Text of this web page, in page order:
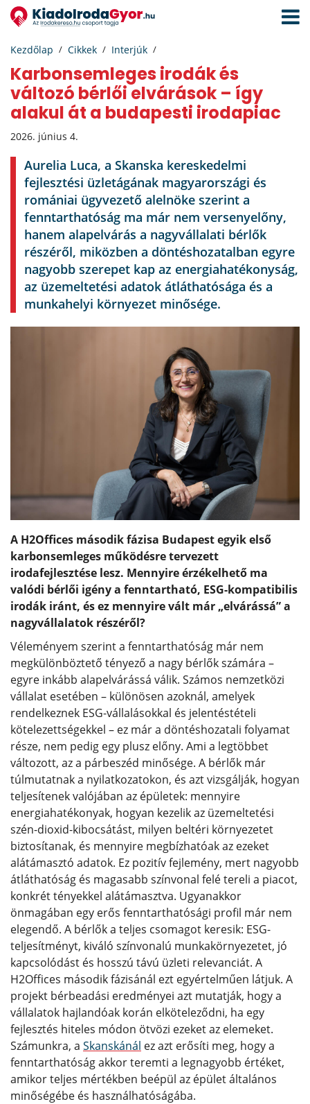
Kezdőlap Cikkek Interjúk
Karbonsemleges irodák és
változó bérlői elvárások – így
alakul át a budapesti irodapiac
2026. június 4.
Aurelia Luca, a Skanska kereskedelmi
fejlesztési üzletágának magyarországi és
romániai ügyvezető alelnöke szerint a
fenntarthatóság ma már nem versenyelőny,
hanem alapelvárás a nagyvállalati bérlők
részéről, miközben a döntéshozatalban egyre
nagyobb szerepet kap az energiahatékonyság,
az üzemeltetési adatok átláthatósága és a
munkahelyi környezet minősége.
A H2Offices második fázisa Budapest egyik első
karbonsemleges működésre tervezett
irodafejlesztése lesz. Mennyire érzékelhető ma
valódi bérlői igény a fenntartható, ESG-kompatibilis
irodák iránt, és ez mennyire vált már „elvárássá” a
nagyvállalatok részéről?
Véleményem szerint a fenntarthatóság már nem
megkülönböztető tényező a nagy bérlők számára –
egyre inkább alapelvárássá válik. Számos nemzetközi
vállalat esetében – különösen azoknál, amelyek
rendelkeznek ESG-vállalásokkal és jelentéstételi
kötelezettségekkel – ez már a döntéshozatali folyamat
része, nem pedig egy plusz előny. Ami a legtöbbet
változott, az a párbeszéd minősége. A bérlők már
túlmutatnak a nyilatkozatokon, és azt vizsgálják, hogyan
teljesítenek valójában az épületek: mennyire
energiahatékonyak, hogyan kezelik az üzemeltetési
szén-dioxid-kibocsátást, milyen beltéri környezetet
biztosítanak, és mennyire megbízhatóak az ezeket
alátámasztó adatok. Ez pozitív fejlemény, mert nagyobb
átláthatóság és magasabb színvonal felé tereli a piacot,
konkrét tényekkel alátámasztva. Ugyanakkor
önmagában egy erős fenntarthatósági profil már nem
elegendő. A bérlők a teljes csomagot keresik: ESG-
teljesítményt, kiváló színvonalú munkakörnyezetet, jó
kapcsolódást és hosszú távú üzleti relevanciát. A
H2Offices második fázisánál ezt egyértelműen látjuk. A
projekt bérbeadási eredményei azt mutatják, hogy a
vállalatok hajlandóak korán elköteleződni, ha egy
fejlesztés hiteles módon ötvözi ezeket az elemeket.
Számunkra, a Skanskánál ez azt erősíti meg, hogy a
fenntarthatóság akkor teremti a legnagyobb értéket,
amikor teljes mértékben beépül az épület általános
minőségébe és használhatóságába.